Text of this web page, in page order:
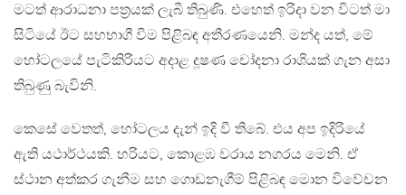
මටත් ආරාධනා පත‍්‍රයක් ලැබී තිබුණි. එහෙත් ඉරිදා වන විටත් මා
සිටියේ ඊට සහභාගී වීම පිළිබඳ අතීරණයෙනි. මන්ද යත්, මේ
හෝටලයේ පැටිකිරියට අදාළ දූෂණ චෝදනා රාශියක් ගැන අසා
තිබුණු බැවිනි.
කෙසේ වෙතත්, හෝටලය දැන් ඉදි වී තිබේ. එය අප ඉදිරියේ
ඇති යථාර්ථයකි. හරියට, කොළඹ වරාය නගරය මෙනි. ඒ
ස්ථාන අත්කර ගැනීම සහ ගොඩනැගීම් පිළිබඳ මොන විවේචන